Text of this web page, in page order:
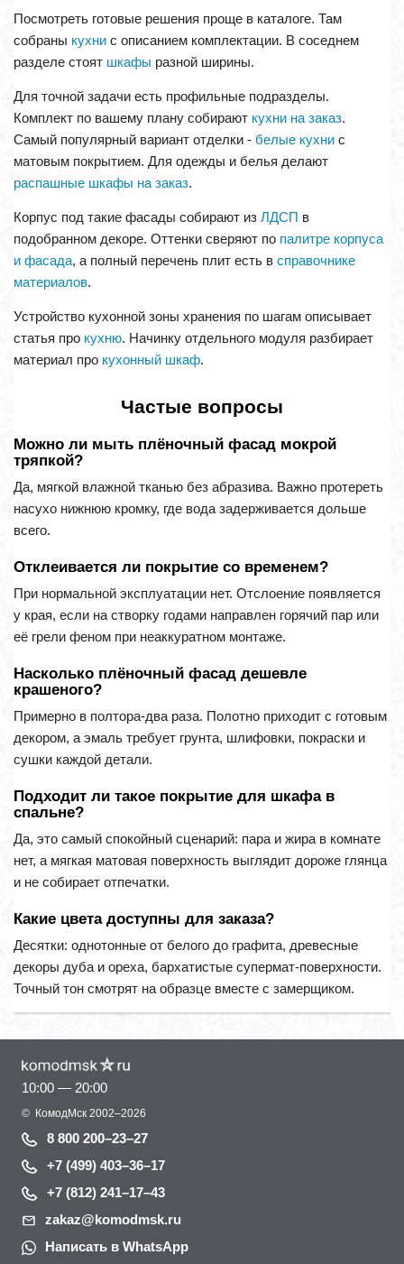
Посмотреть готовые решения проще в каталоге. Там
собраны кухни с описанием комплектации. В соседнем
разделе стоят шкафы разной ширины.
Для точной задачи есть профильные подразделы.
Комплект по вашему плану собирают кухни на заказ.
Самый популярный вариант отделки - белые кухни с
матовым покрытием. Для одежды и белья делают
распашные шкафы на заказ.
Корпус под такие фасады собирают из ЛДСП в
подобранном декоре. Оттенки сверяют по палитре корпуса
и фасада, а полный перечень плит есть в справочнике
материалов.
Устройство кухонной зоны хранения по шагам описывает
статья про кухню. Начинку отдельного модуля разбирает
материал про кухонный шкаф.
Частые вопросы
Можно ли мыть плёночный фасад мокрой
тряпкой?
Да, мягкой влажной тканью без абразива. Важно протереть
насухо нижнюю кромку, где вода задерживается дольше
всего.
Отклеивается ли покрытие со временем?
При нормальной эксплуатации нет. Отслоение появляется
у края, если на створку годами направлен горячий пар или
её грели феном при неаккуратном монтаже.
Насколько плёночный фасад дешевле
крашеного?
Примерно в полтора-два раза. Полотно приходит с готовым
декором, а эмаль требует грунта, шлифовки, покраски и
сушки каждой детали.
Подходит ли такое покрытие для шкафа в
спальне?
Да, это самый спокойный сценарий: пара и жира в комнате
нет, а мягкая матовая поверхность выглядит дороже глянца
и не собирает отпечатки.
Какие цвета доступны для заказа?
Десятки: однотонные от белого до графита, древесные
декоры дуба и ореха, бархатистые супермат-поверхности.
Точный тон смотрят на образце вместе с замерщиком.
10:00 — 20:00
© КомодМск 2002–2026
8 800 200–23–27
+7 (499) 403–36–17
+7 (812) 241–17–43
zakaz@komodmsk.ru
Написать в WhatsApp